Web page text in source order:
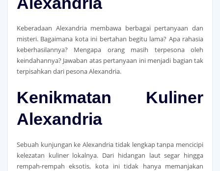
Keberadaan Alexandria membawa berbagai pertanyaan dan
misteri. Bagaimana kota ini bertahan begitu lama? Apa rahasia
keberhasilannya? Mengapa orang masih terpesona oleh
keindahannya? Jawaban atas pertanyaan ini menjadi bagian tak
terpisahkan dari pesona Alexandria.
Kenikmatan Kuliner
Alexandria
Sebuah kunjungan ke Alexandria tidak lengkap tanpa mencicipi
kelezatan kuliner lokalnya. Dari hidangan laut segar hingga
rempah-rempah eksotis, kota ini tidak hanya memanjakan